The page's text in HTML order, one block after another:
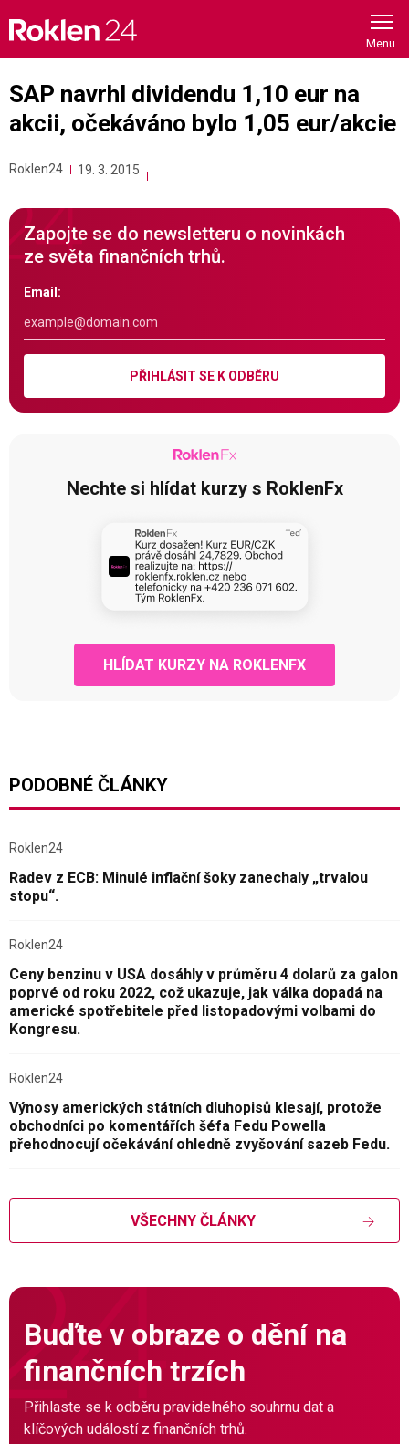
content
SAP navrhl dividendu 1,10 eur na
akcii, očekáváno bylo 1,05 eur/akcie
Roklen24 19. 3. 2015
Zapojte se do newsletteru o novinkách
ze světa finančních trhů.
Email:
PŘIHLÁSIT SE K ODBĚRU
Nechte si hlídat kurzy s RoklenFx
HLÍDAT KURZY NA ROKLENFX
PODOBNÉ ČLÁNKY
Roklen24
Radev z ECB: Minulé inflační šoky zanechaly „trvalou
stopu“.
Roklen24
Ceny benzinu v USA dosáhly v průměru 4 dolarů za galon
poprvé od roku 2022, což ukazuje, jak válka dopadá na
americké spotřebitele před listopadovými volbami do
Kongresu.
Roklen24
Výnosy amerických státních dluhopisů klesají, protože
obchodníci po komentářích šéfa Fedu Powella
přehodnocují očekávání ohledně zvyšování sazeb Fedu.
VŠECHNY ČLÁNKY
Buďte v obraze o dění na
finančních trzích
Přihlaste se k odběru pravidelného souhrnu dat a
klíčových událostí z finančních trhů.